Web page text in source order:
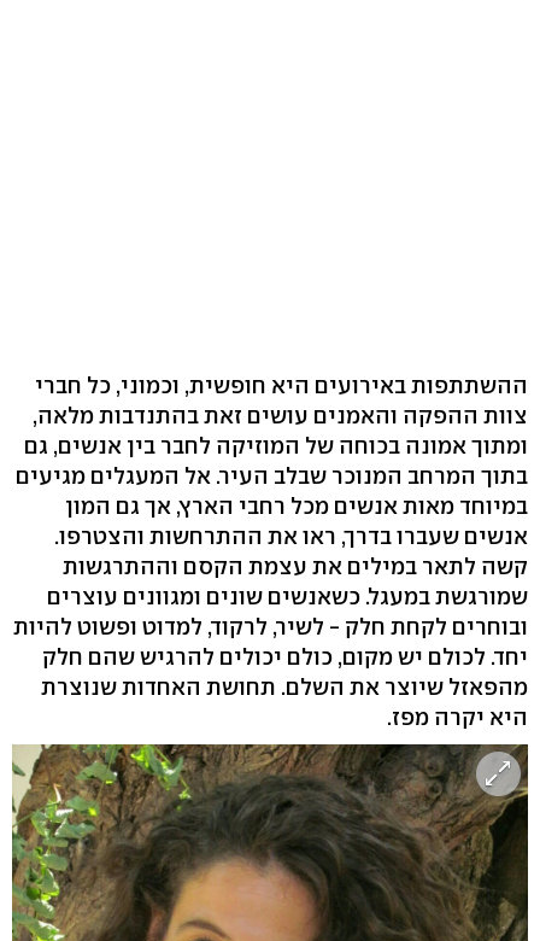
ההשתתפות באירועים היא חופשית, וכמוני, כל חברי
צוות ההפקה והאמנים עושים זאת בהתנדבות מלאה,
ומתוך אמונה בכוחה של המוזיקה לחבר בין אנשים, גם
בתוך המרחב המנוכר שבלב העיר. אל המעגלים מגיעים
במיוחד מאות אנשים מכל רחבי הארץ, אך גם המון
אנשים שעברו בדרך, ראו את ההתרחשות והצטרפו.
קשה לתאר במילים את עצמת הקסם וההתרגשות
שמורגשת במעגל. כשאנשים שונים ומגוונים עוצרים
ובוחרים לקחת חלק - לשיר, לרקוד, למדוט ופשוט להיות
יחד. לכולם יש מקום, כולם יכולים להרגיש שהם חלק
מהפאזל שיוצר את השלם. תחושת האחדות שנוצרת
היא יקרה מפז.